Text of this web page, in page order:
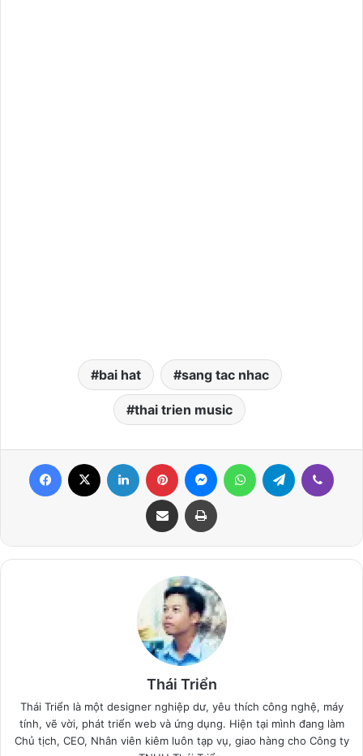
bai hat sang tac nhac
thai trien music
Facebook LinkedIn Pinterest MessengerWhatsAppTelegram
Share via Email Print
Thái Triển
Thái Triển là một designer nghiệp dư, yêu thích công nghệ, máy
tính, vẽ vời, phát triển web và ứng dụng. Hiện tại mình đang làm
Chủ tịch, CEO, Nhân viên kiêm luôn tạp vụ, giao hàng cho Công ty